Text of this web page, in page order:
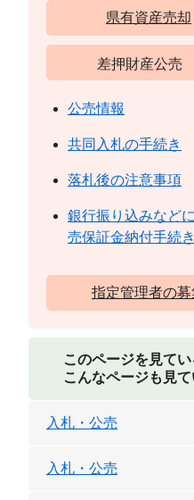
県有資産売却
差押財産公売
公売情報
共同入札の手続き
落札後の注意事項
銀行振り込みなど
売保証金納付手続き
指定管理者の募
このページを見て
こんなページも見
入札・公売
入札・公売